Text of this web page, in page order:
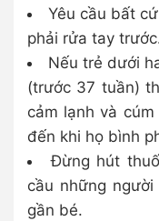
Yêu cầu bất
phải rửa tay
Nếu trẻ dưới
(trước 37 tuần)
cảm lạnh và
đến khi họ bình
Đừng hút
cầu những
gần bé.